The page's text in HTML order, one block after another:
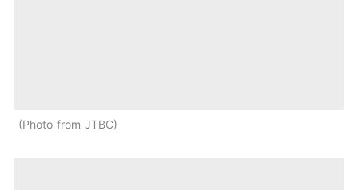
Photo from JTBC